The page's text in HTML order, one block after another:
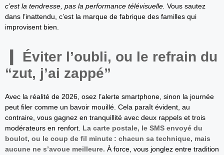
c’est la tendresse, pas la performance télévisuelle. Vous sautez
dans l’inattendu, c’est la marque de fabrique des familles qui
improvisent bien.
Éviter l’oubli, ou le refrain du
“zut, j’ai zappé”
Avec la réalité de 2026, osez l’alerte smartphone, sinon la journée
peut filer comme un bavoir mouillé. Cela paraît évident, au
contraire, vous gagnez en tranquillité avec deux rappels et trois
modérateurs en renfort. La carte postale, le SMS envoyé du
boulot, ou le coup de fil minute : chacun sa technique, mais
aucune ne s’avoue meilleure. À force, vous jonglez entre tradition